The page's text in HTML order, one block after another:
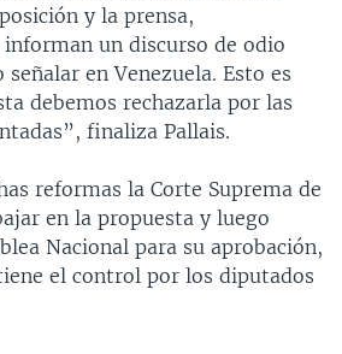
y la prensa,
un discurso de odio
en Venezuela. Esto es
debemos rechazarla por las
finaliza Pallais.
reformas la Corte Suprema de
en la propuesta y luego
Nacional para su aprobación,
el control por los diputados